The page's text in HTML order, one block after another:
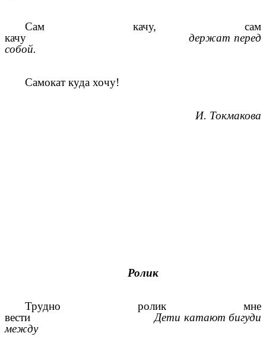
Сам качу, сам
качудержат перед
собой.
Самокат куда хочу!
И. Токмакова
Ролик
Трудно ролик мне
вести Дети катают бигуди
между